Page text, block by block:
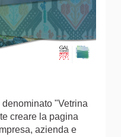
"Vetrina
creare la pagina
azienda e